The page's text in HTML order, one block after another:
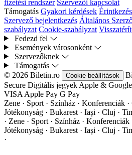
fizetési rendszer Szervezői kapcsolat
Támogatás Gyakori kérdések Érintkezés
Szervező bejelentkezés Általános
szabályzat Cookie-szabályzat
Fedezd fel
Események városonként
Szervezőknek
Támogatás
© 2026 Biletin.ro
Cookie-beállítások
Secure Digitális jegyek Apple &
VISA Apple Pay G Pay
Zene · Sport · Színház · Konferenciák
Jótékonyság · Bukarest · Iași · Cluj ·
· Zene · Sport · Színház · Konferenciák
Jótékonyság · Bukarest · Iași · Cluj ·
·